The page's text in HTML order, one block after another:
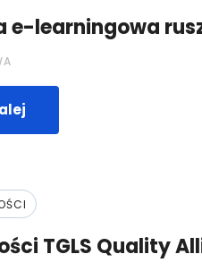
e-learningowa
TGLS Quality